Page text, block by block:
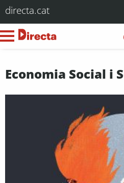
directa.cat
Economia Social i